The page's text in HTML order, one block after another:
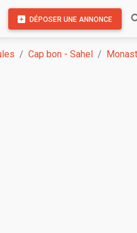
DÉPOSER UNE ANNONCE
Cap bon - Sahel